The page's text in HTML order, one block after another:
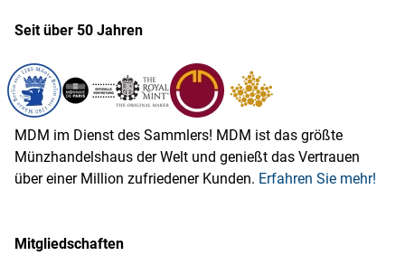
Seit über 50 Jahren
MDM im Dienst des Sammlers! MDM ist das größte
Münzhandelshaus der Welt und genießt das Vertrauen
über einer Million zufriedener Kunden. Erfahren Sie mehr!
Mitgliedschaften